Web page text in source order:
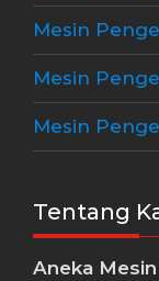
Mesin
Mesin
Mesin
Tentang
Aneka